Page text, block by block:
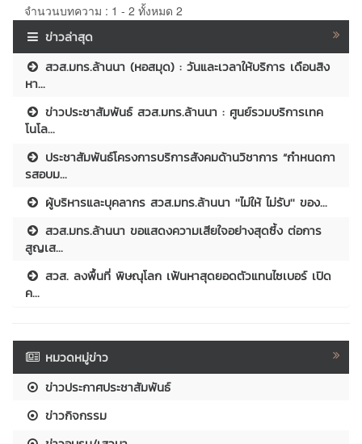
จำนวนบทความ : 1 - 2 ทั้งหมด 2
ข่าวล่าสุด
สวส.มทร.ล้านนา (หอสมุด) : วันและเวลาให้บริการ เดือนสิง
หา...
ข่าวประชาสัมพันธ์ สวส.มทร.ล้านนา : ศูนย์รวมบริการเทค
โนโล...
ประชาสัมพันธ์โครงการบริการสังคมด้านวิชาการ “กำหนดกา
รสอบม...
ผู้บริหารและบุคลากร สวส.มทร.ล้านนา ''ไม่ให้ ไม่รับ'' ของ...
สวส.มทร.ล้านนา ขอแสดงความเสียใจอย่างสุดซึ้ง ต่อการ
สูญเส...
สวส. ลงพื้นที่ พิษณุโลก เฟ้นหาสุดยอดตัวแทนไซเบอร์ เปิด
ค...
หมวดหมู่ข่าว
ข่าวประกาศประชาสัมพันธ์
ข่าวกิจกรรม